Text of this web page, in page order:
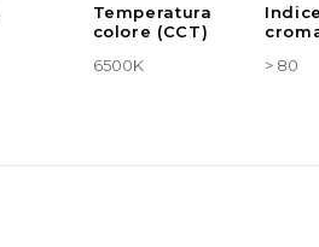
Temperatura
colore (CCT)
6500K
> 80